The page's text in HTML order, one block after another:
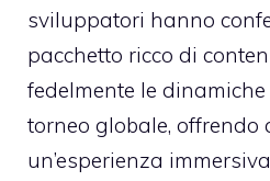
sviluppatori hanno
pacchetto ricco di
fedelmente le
torneo globale,
un’esperienza